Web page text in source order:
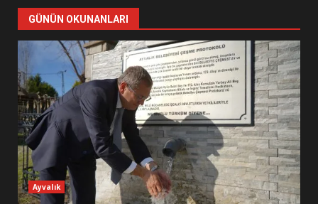
7
YENİ YÖNETİM NASIL
ŞEKİLLENDİ?
1
AYVALIK SU MİRASI İÇİN
HAREKETE GEÇİYOR: GÖZLER
BULUŞMADA
ESA 2026’DA TÜRK BAHARATI
NEYİ TEMSİL ETTİ?
GÜNÜN OKUNANLARI
Ayvalık